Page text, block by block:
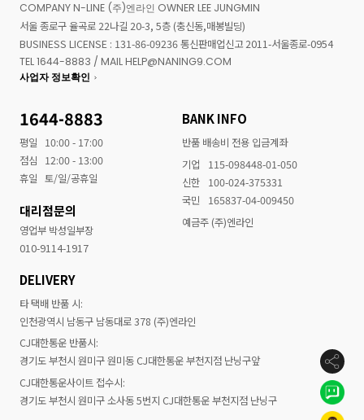
COMPANY N-LINE (주)엔라인 OWNER LEE JUNGMIN
서울 종로구 율곡로 22나길 20-3, 5층 (충신동,매봉빌딩)
BUSINESS LICENSE : 131-86-09236 통신판매업신고 2011-서울종로-0954
TEL 1644-8883 / MAIL HELP@NANING9.COM
사업자 정보확인
1644-8883
평일
10:00 - 17:00
점심
12:00 - 13:00
휴일 토/일/공휴일
대리점문의
영업부 박성일부장
010-9114-1917
BANK INFO
반품 배송비 전용 입금계좌
기업
115-098448-01-050
신한
100-024-375331
국민
165837-04-009450
예금주 (주)엔라인
DELIVERY
타 택배 반품 시:
인천광역시 남동구 남동대로 378 (주)엔라인
CJ대한통운 반품시:
경기도 부천시 원미구 원미동 CJ대한통운 부천지점 난닝구앞
CJ대한통운사이트 접수시:
경기도 부천시 원미구 소사동 5번지 CJ대한통운 부천지점 난닝구